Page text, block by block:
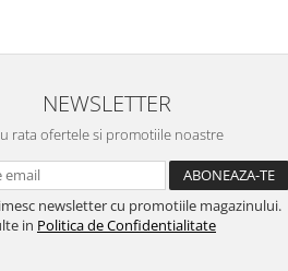
NEWSLETTER
rata ofertele si promotiile noastre
newsletter cu promotiile magazinului.
in Politica de Confidentialitate